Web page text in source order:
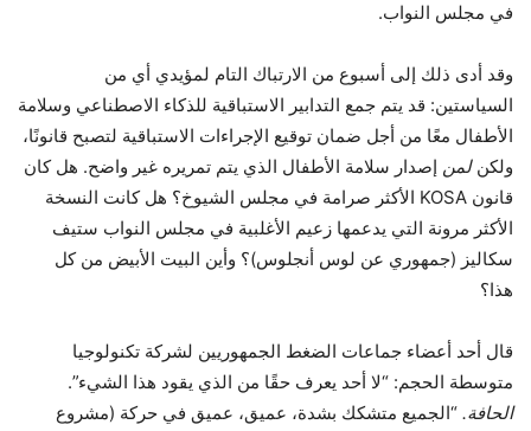
في مجلس النواب.
وقد أدى ذلك إلى أسبوع من الارتباك التام لمؤيدي أي من
السياستين: قد يتم جمع التدابير الاستباقية للذكاء الاصطناعي وسلامة
الأطفال معًا من أجل ضمان توقيع الإجراءات الاستباقية لتصبح قانونًا،
ولكنلمن إصدار سلامة الأطفال الذي يتم تمريره غير واضح. هل كان
قانون KOSA الأكثر صرامة في مجلس الشيوخ؟ هل كانت النسخة
الأكثر مرونة التي يدعمها زعيم الأغلبية في مجلس النواب ستيف
سكاليز (جمهوري عن لوس أنجلوس)؟ وأين البيت الأبيض من كل
هذا؟
قال أحد أعضاء جماعات الضغط الجمهوريين لشركة تكنولوجيا
متوسطة الحجم: “لا أحد يعرف حقًا من الذي يقود هذا الشيء”.
الحافة. “الجميع متشكك بشدة، عميق، عميق في حركة (مشروع